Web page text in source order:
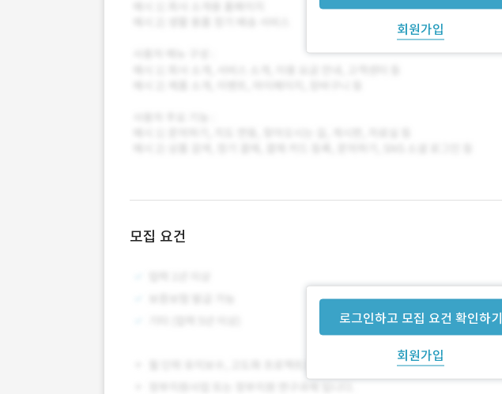
회원가입
모집 요건
로그인하고 모집 요건 확인하기
회원가입